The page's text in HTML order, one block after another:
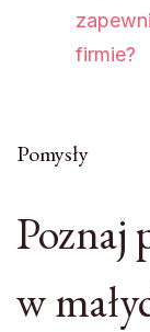
firmie?
Pomysły
Poznaj
w